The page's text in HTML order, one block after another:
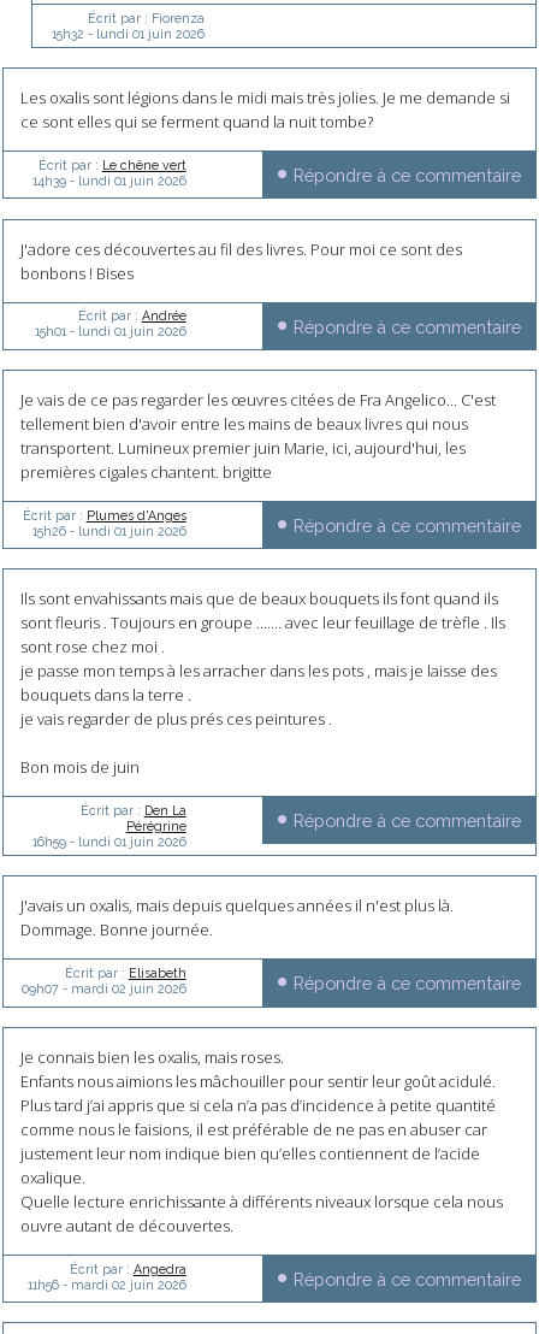
Écrit par : Fiorenza
15h32 - lundi 01 juin 2026
Les oxalis sont légions dans le midi mais très jolies. Je me demande si
ce sont elles qui se ferment quand la nuit tombe?
Écrit par : Le chêne vert
14h39- lundi 01 juin 2026 Répondre à ce commentaire
J'adore ces découvertes au fil des livres. Pour moi ce sont des
bonbons ! Bises
Écrit par : Andrée
15h01- lundi 01 juin 2026 Répondre à ce commentaire
Je vais de ce pas regarder les œuvres citées de Fra Angelico... C'est
tellement bien d'avoir entre les mains de beaux livres qui nous
transportent. Lumineux premier juin Marie, ici, aujourd'hui, les
premières cigales chantent. brigitte
Écrit par : Plumes d'Anges
15h26- lundi 01 juin 2026 Répondre à ce commentaire
Ils sont envahissants mais que de beaux bouquets ils font quand ils
sont fleuris . Toujours en groupe ....... avec leur feuillage de trèfle . Ils
sont rose chez moi .
je passe mon temps à les arracher dans les pots , mais je laisse des
bouquets dans la terre .
je vais regarder de plus prés ces peintures .
Bon mois de juin
Écrit par : Den La
Pérégrine
16h59- lundi 01 juin 2026
Répondre à ce commentaire
J'avais un oxalis, mais depuis quelques années il n'est plus là.
Dommage. Bonne journée.
Écrit par : Elisabeth
09h07- mardi 02 juin 2026 Répondre à ce commentaire
Je connais bien les oxalis, mais roses.
Enfants nous aimions les mâchouiller pour sentir leur goût acidulé.
Plus tard j’ai appris que si cela n’a pas d’incidence à petite quantité
comme nous le faisions, il est préférable de ne pas en abuser car
justement leur nom indique bien qu’elles contiennent de l’acide
oxalique.
Quelle lecture enrichissante à différents niveaux lorsque cela nous
ouvre autant de découvertes.
Écrit par : Angedra
11h56- mardi 02 juin 2026 Répondre à ce commentaire